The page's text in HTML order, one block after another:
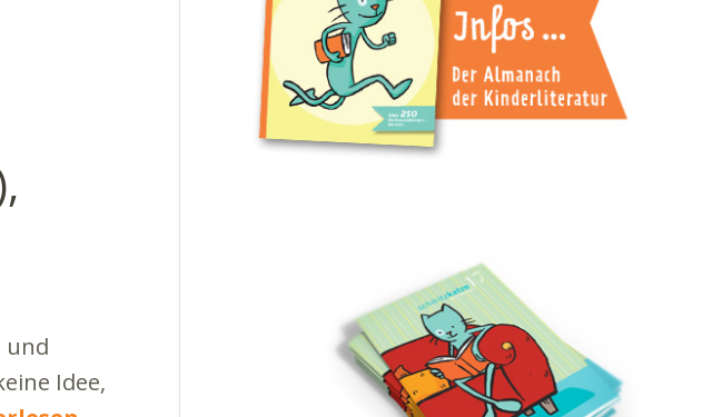
und
Idee,